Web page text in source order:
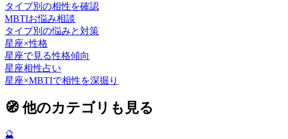
タイプ別の相性を確認
MBTIお悩み相談
タイプ別の悩みと対策
星座×性格
星座で見る性格傾向
星座相性占い
星座×MBTIで相性を深掘り
🧭他のカテゴリも見る
🔮